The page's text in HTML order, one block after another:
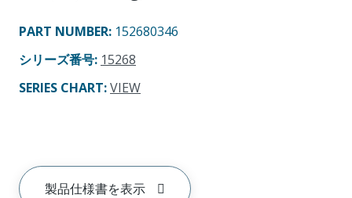
PART NUMBER: 152680346
シリーズ番号: 15268
SERIES CHART:VIEW
製品仕様書を表示